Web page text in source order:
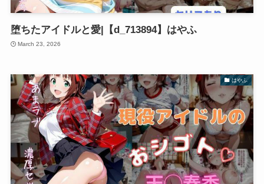
堕ちたアイドルと愛|【d_713894】はやふ
March 23, 2026
はやふ